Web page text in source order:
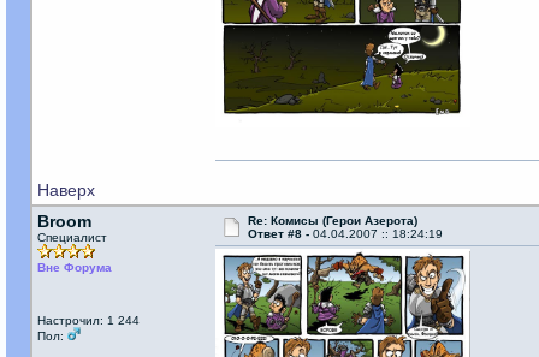
Наверх
Broom
Специалист
Вне Форума
Настрочил: 1 244
Пол:
Re: Комисы (Герои Азерота)
Ответ #8 - 04.04.2007 :: 18:24:19